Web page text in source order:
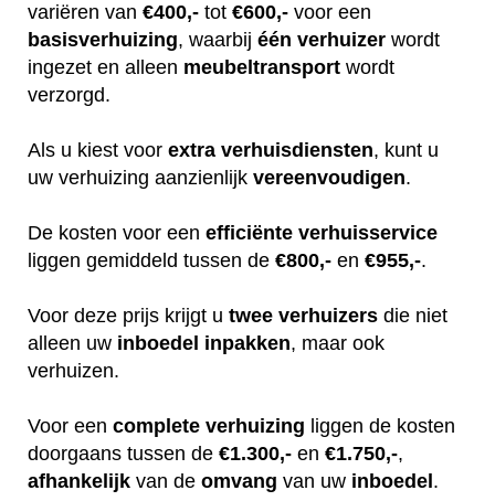
variëren van €400,- tot €600,- voor een
basisverhuizing, waarbij één verhuizer wordt
ingezet en alleen meubeltransport wordt
verzorgd.
Als u kiest voor extra verhuisdiensten, kunt u
uw verhuizing aanzienlijk vereenvoudigen.
De kosten voor een efficiënte verhuisservice
liggen gemiddeld tussen de €800,- en €955,-.
Voor deze prijs krijgt u twee verhuizers die niet
alleen uw inboedel inpakken, maar ook
verhuizen.
Voor een complete verhuizing liggen de kosten
doorgaans tussen de €1.300,- en €1.750,-,
afhankelijk van de omvang van uw inboedel .